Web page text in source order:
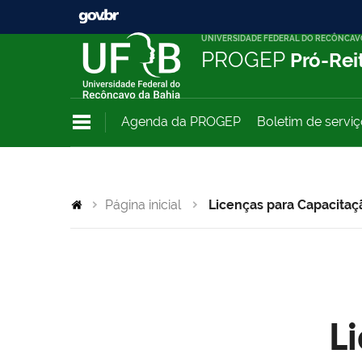
UNIVERSIDADE FEDERAL DO
PROGEP Pró-
Agenda da PROGEP Boletim de
Página inicial Licenças para